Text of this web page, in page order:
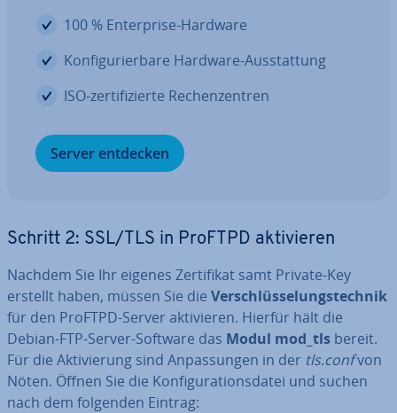
100 % En­ter­pri­se-Hardware
Kon­fi­gu­rier­ba­re Hardware-Aus­stat­tung
ISO-zer­ti­fi­zier­te Re­chen­zen­tren
Server entdecken
Schritt 2: SSL/TLS in ProFTPD ak­ti­vie­ren
Nachdem Sie Ihr eigenes Zer­ti­fi­kat samt Private-Key
erstellt haben, müssen Sie die Ver­schlüs­se­lungs­tech­nik
für den ProFTPD-Server ak­ti­vie­ren. Hierfür hält die
Debian-FTP-Server-Software das Modul mod_tls bereit.
Für die Ak­ti­vie­rung sind An­pas­sun­gen in der tls.confvon
Nöten. Öffnen Sie die Kon­fi­gu­ra­ti­ons­da­tei und suchen
nach dem folgenden Eintrag: